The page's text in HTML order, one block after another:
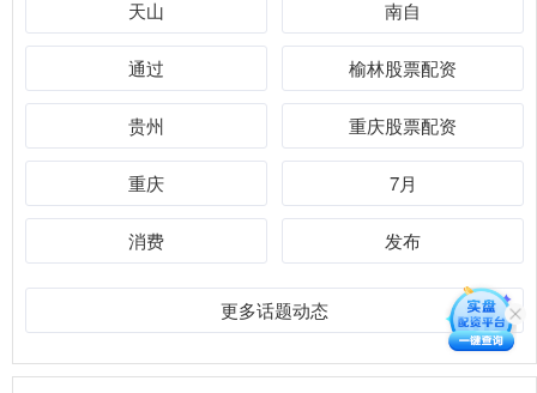
天山 南自
通过 榆林股票配资
贵州 重庆股票配资
重庆 7月
消费 发布
更多话题动态